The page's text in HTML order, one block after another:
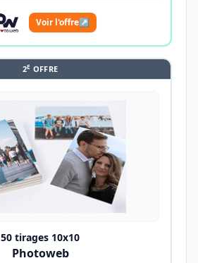
Voir l'offre↗
2E OFFRE
50 tirages 10x10
Photoweb